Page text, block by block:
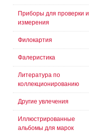
Приборы для проверки и
измерения
Филокартия
Фалеристика
Литература по
коллекционированию
Другие увлечения
Иллюстрированные
альбомы для марок